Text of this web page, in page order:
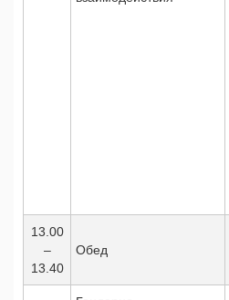
13.00
–
13.40
Обед